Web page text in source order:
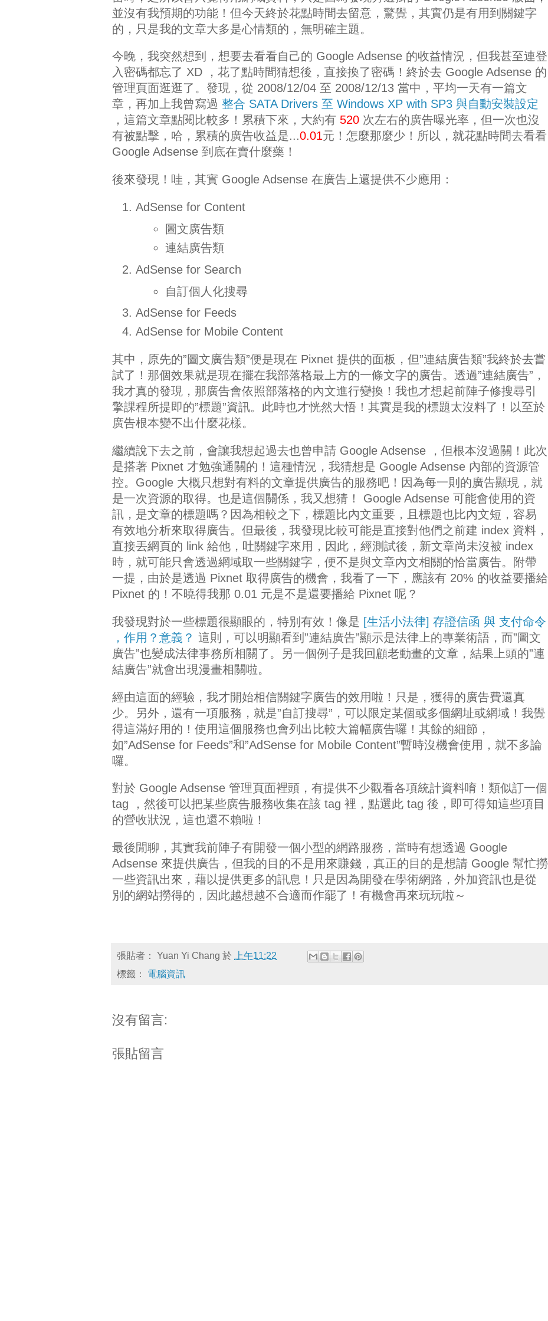
並沒有我預期的功能！但今天終於花點時間去留意，驚覺，其實仍是有用到關鍵字
的，只是我的文章大多是心情類的，無明確主題。
今晚，我突然想到，想要去看看自己的 Google Adsense 的收益情況，但我甚至連登
入密碼都忘了 XD ，花了點時間猜想後，直接換了密碼！終於去 Google Adsense 的
管理頁面逛逛了。發現，從 2008/12/04 至 2008/12/13 當中，平均一天有一篇文
章，再加上我曾寫過 整合 SATA Drivers 至 Windows XP with SP3 與自動安裝設定
，這篇文章點閱比較多！累積下來，大約有 520 次左右的廣告曝光率，但一次也沒
有被點擊，哈，累積的廣告收益是...0.01元！怎麼那麼少！所以，就花點時間去看看
Google Adsense 到底在賣什麼藥！
後來發現！哇，其實 Google Adsense 在廣告上還提供不少應用：
AdSense for Content
圖文廣告類
連結廣告類
AdSense for Search
自訂個人化搜尋
AdSense for Feeds
AdSense for Mobile Content
其中，原先的”圖文廣告類”便是現在 Pixnet 提供的面板，但”連結廣告類”我終於去嘗
試了！那個效果就是現在擺在我部落格最上方的一條文字的廣告。 透過”連結廣告”，
我才真的發現，那廣告會依照部落格的內文進行變換！我也才想起前陣子修搜尋引
擎課程所提即的”標題”資訊。此時也才恍然大悟！其實是我的標題太沒料了！以至於
廣告根本變不出什麼花樣。
繼續說下去之前，會讓我想起過去也曾申請 Google Adsense ，但根本沒過關！此次
是搭著 Pixnet 才勉強通關的！這種情況，我猜想是 Google Adsense 內部的資源管
控。Google 大概只想對有料的文章提供廣告的服務吧！因為每一則的廣告顯現，就
是一次資源的取得。也是這個關係，我又想猜！ Google Adsense 可能會使用的資
訊，是文章的標題嗎？因為相較之下，標題比內文重要，且標題也比內文短，容易
有效地分析來取得廣告。但最後，我發現比較可能是直接對他們之前建 index 資料，
直接丟網頁的 link 給他，吐關鍵字來用，因此，經測試後，新文章尚未沒被 index
時，就可能只會透過網域取一些關鍵字，便不是與文章內文相關的恰當廣告。附帶
一提，由於是透過 Pixnet 取得廣告的機會，我看了一下，應該有 20% 的收益要播給
Pixnet 的！不曉得我那 0.01 元是不是還要播給 Pixnet 呢？
我發現對於一些標題很顯眼的，特別有效！像是 [生活小法律] 存證信函 與 支付命令
，作用？意義？ 這則，可以明顯看到”連結廣告”顯示是法律上的專業術語，而”圖文
廣告”也變成法律事務所相關了。另一個例子是我回顧老動畫的文章，結果上頭的”連
結廣告”就會出現漫畫相關啦。
經由這面的經驗，我才開始相信關鍵字廣告的效用啦！只是，獲得的廣告費還真
少。
另外，還有一項服務，就是”自訂搜尋”，可以限定某個或多個網址或網域！我覺
得這滿好用的！使用這個服務也會列出比較大篇幅廣告囉！ 其餘的細節，
如”AdSense for Feeds”和”AdSense for Mobile Content”暫時沒機會使用，就不多論
囉。
對於 Google Adsense 管理頁面裡頭，有提供不少觀看各項統計資料唷！類似訂一個
tag ，然後可以把某些廣告服務收集在該 tag 裡，點選此 tag 後，即可得知這些項目
的營收狀況，這也還不賴啦！
最後閒聊，其實我前陣子有開發一個小型的網路服務，當時有想透過 Google
Adsense 來提供廣告，但我的目的不是用來賺錢，真正的目的是想請 Google 幫忙撈
一些資訊出來，藉以提供更多的訊息！只是因為開發在學術網路，外加資訊也是從
別的網站撈得的，因此越想越不合適而作罷了！有機會再來玩玩啦～
張貼者： Yuan Yi Chang 於
上午11:22
標籤： 電腦資訊
沒有留言:
張貼留言